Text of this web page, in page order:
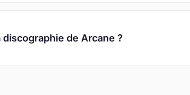
de Arcane ?